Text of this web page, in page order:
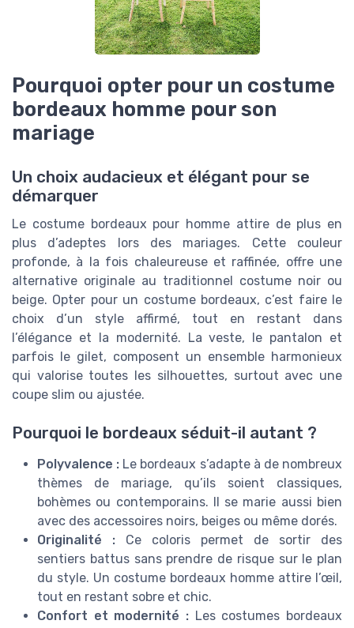
Pourquoi opter pour un costume
bordeaux homme pour son
mariage
Un choix audacieux et élégant pour se
démarquer
Le costume bordeaux pour homme attire de plus en
plus d’adeptes lors des mariages. Cette couleur
profonde, à la fois chaleureuse et raffinée, offre une
alternative originale au traditionnel costume noir ou
beige. Opter pour un costume bordeaux, c’est faire le
choix d’un style affirmé, tout en restant dans
l’élégance et la modernité. La veste, le pantalon et
parfois le gilet, composent un ensemble harmonieux
qui valorise toutes les silhouettes, surtout avec une
coupe slim ou ajustée.
Pourquoi le bordeaux séduit-il autant ?
Polyvalence : Le bordeaux s’adapte à de nombreux
thèmes de mariage, qu’ils soient classiques,
bohèmes ou contemporains. Il se marie aussi bien
avec des accessoires noirs, beiges ou même dorés.
Originalité : Ce coloris permet de sortir des
sentiers battus sans prendre de risque sur le plan
du style. Un costume bordeaux homme attire l’œil,
tout en restant sobre et chic.
Confort et modernité : Les costumes bordeaux